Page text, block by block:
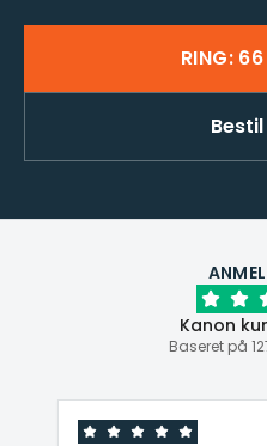
RING:
Kanon
Baseret på